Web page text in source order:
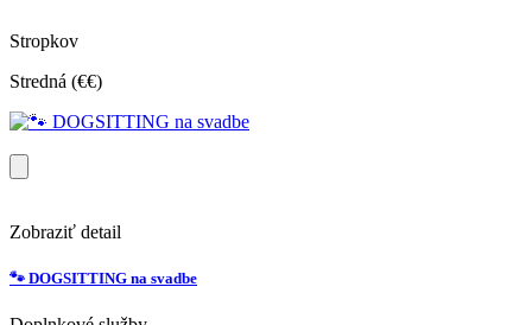
Stropkov
Stredná (€€)
Zobraziť detail
🐾 DOGSITTING na svadbe